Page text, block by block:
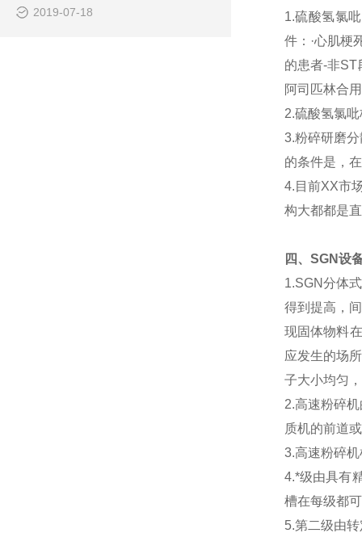
2019-07-18
1.硫酸氢氯
件：·心肌梗
的患者-非
阿司匹林合
2.硫酸氢氯
3.粉碎研磨
的条件是，
4.目前XX市
构大都都是
四、SGN设
1.SGN分体
得到提高，
现固体物料
应发生的场
子大小均匀
2.高速粉碎
质机的前道
3.高速粉碎
4.*级由具有
槽在每级都
5.第二级由